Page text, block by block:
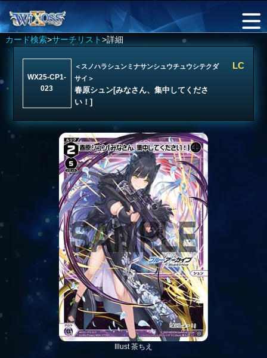
カード検索>サーチリスト>詳細
WX25-CP1-
023
＜スノハラシュンミナサンシュウチュウシテクダ
サイ＞
春原シュン[みなさん、集中してくださ
い！]
LC
Illust 茶ちえ